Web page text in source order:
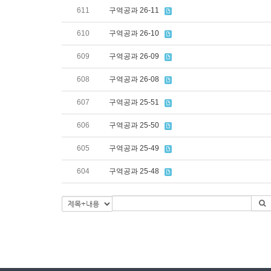
611 구역공과 26-11
610 구역공과 26-10
609 구역공과 26-09
608 구역공과 26-08
607 구역공과 25-51
606 구역공과 25-50
605 구역공과 25-49
604 구역공과 25-48